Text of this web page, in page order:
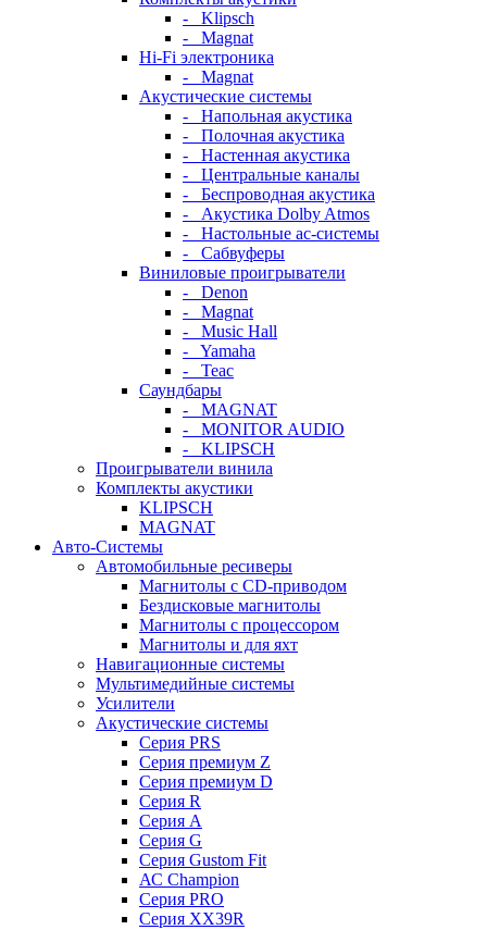
- Klipsch
- Magnat
Hi-Fi электроника
- Magnat
Акустические системы
- Напольная акустика
- Полочная акустика
- Настенная акустика
- Центральные каналы
- Беспроводная акустика
- Акустика Dolby Atmos
- Настольные ас-системы
- Сабвуферы
Виниловые проигрыватели
- Denon
- Magnat
- Music Hall
- Yamaha
- Teac
Саундбары
- MAGNAT
- MONITOR AUDIO
- KLIPSCH
Проигрыватели винила
Комплекты акустики
KLIPSCH
MAGNAT
Авто-Системы
Автомобильные ресиверы
Магнитолы с CD-приводом
Бездисковые магнитолы
Магнитолы с процессором
Магнитолы и для яхт
Навигационные системы
Мультимедийные системы
Усилители
Акустические системы
Cерия PRS
Cерия премиум Z
Cерия премиум D
Cерия R
Cерия A
Cерия G
Cерия Gustom Fit
АС Champion
Cерия PRO
Cерия XX39R